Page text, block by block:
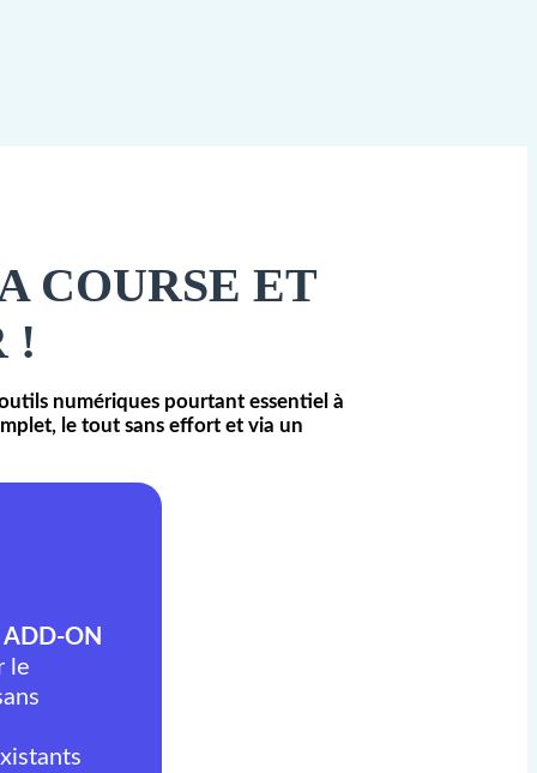
COURSE ET
!
numériques pourtant essentiel à
le tout sans effort et via un
ON
le